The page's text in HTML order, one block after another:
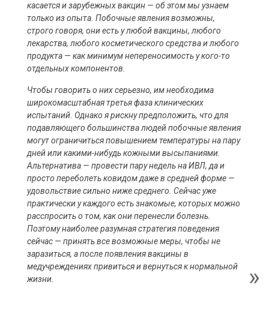
касается и зарубежных вакцин — об этом мы узнаем
только из опыта. Побочные явления возможны,
строго говоря, они есть у любой вакцины, любого
лекарства, любого косметического средства и любого
продукта — как минимум непереносимость у кого-то
отдельных компонентов.
Чтобы говорить о них серьезно, им необходима
широкомасштабная третья фаза клинических
испытаний. Однако я рискну предположить, что для
подавляющего большинства людей побочные явления
могут ограничиться повышением температуры на пару
дней или какими-нибудь кожными высыпаниями.
Альтернатива — провести пару недель на ИВЛ, да и
просто переболеть ковидом даже в средней форме —
удовольствие сильно ниже среднего. Сейчас уже
практически у каждого есть знакомые, которых можно
расспросить о том, как они перенесли болезнь.
Поэтому наиболее разумная стратегия поведения
сейчас — принять все возможные меры, чтобы не
заразиться, а после появления вакцины в
медучреждениях привиться и вернуться к нормальной
жизни.